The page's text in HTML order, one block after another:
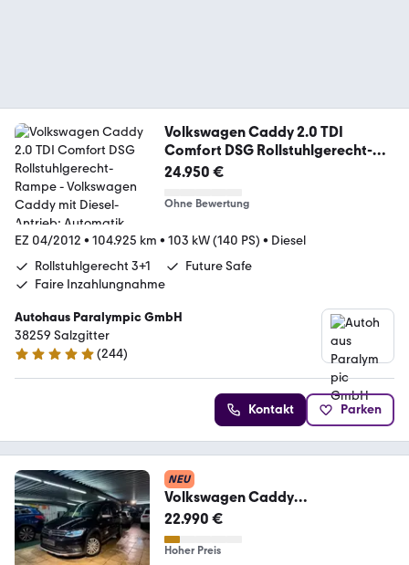
Volkswagen Caddy 2.0 TDI
Comfort DSG Rollstuhlgerecht-
Rampe
24.950 €
Ohne Bewertung
EZ 04/2012 • 104.925 km • 103 kW (140 PS) • Diesel
Rollstuhlgerecht 3+1
Future Safe
Faire Inzahlungnahme
Autohaus Paralympic GmbH
38259 Salzgitter
5 Sterne
(244)
Kontakt Parken
NEU
Volkswagen Caddy
*5Sitzer*Alltrack BMT*DSG*
22.990 €
Hoher Preis